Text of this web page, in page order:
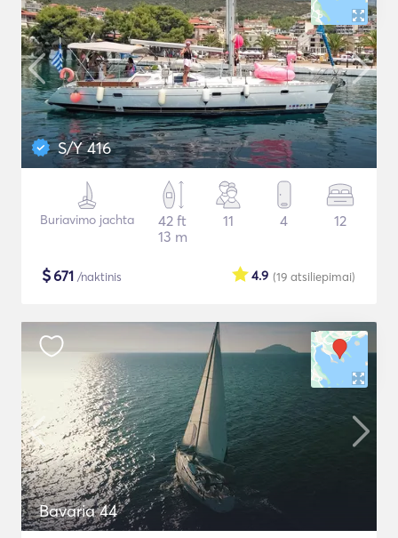
S/Y 416
Buriavimo jachta
42 ft
13 m
11 4 12
$671 /naktinis (19 atsiliepimai)
4.9
Bavaria 44